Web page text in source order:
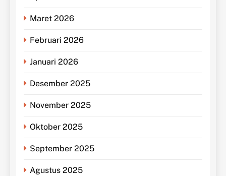
Maret 2026
Februari 2026
Januari 2026
Desember 2025
November 2025
Oktober 2025
September 2025
Agustus 2025